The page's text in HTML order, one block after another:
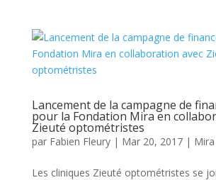
Lancement de la campagne de
pour la Fondation Mira en
Zieuté optométristes
par Fabien Fleury| Mar 20, 2017| Mira
Les cliniques Zieuté optométristes se